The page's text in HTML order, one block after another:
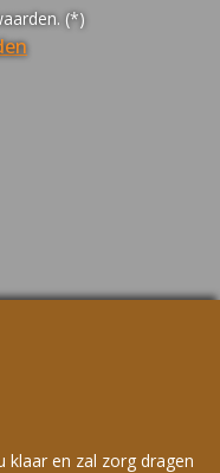
(*)
en zal zorg dragen